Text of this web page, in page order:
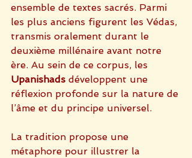
ensemble de textes sacrés. Parmi
les plus anciens figurent les Védas,
transmis oralement durant le
deuxième millénaire avant notre
ère. Au sein de ce corpus, les
Upanishads développent une
réflexion profonde sur la nature de
l’âme et du principe universel.
La tradition propose une
métaphore pour illustrer la